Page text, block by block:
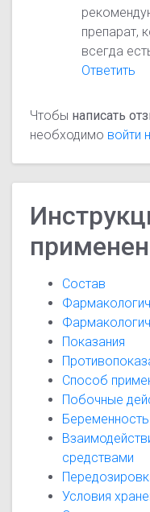
препарат,
всегда
Ответить
Чтобы написать
необходимо войти
Состав
Показания
Способ
Побочные
Беременность
средствами
Условия